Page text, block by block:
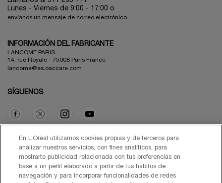
Lunes - Viernes de 9:00 - 17:00 o
envíanos un mensaje de correo electrónico
INFORMACIÓN DEL FABRICANTE
LANCOME PARIS
14, rue Royale - 75008 Paris France
lancome@es.oaccare.com
SÍGUENOS
Opción de compra
€ - ES (ES)
En L’Oréal utilizamos cookies propias y de terceros para
analizar nuestros servicios, con fines analíticos, para
mostrarte publicidad relacionada con tus preferencias en
base a un perfil elaborado a partir de tus hábitos de
navegación y para incorporar funcionalidades de redes